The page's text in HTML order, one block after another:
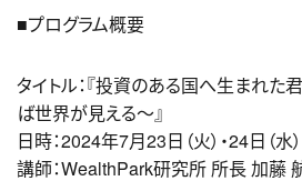
■プログラム概要
タイトル：『投資のある国へ生まれ
ば世界が見える～』
日時：2024年7月23日（火）・24日（水）
講師：WealthPark研究所 所長 加藤